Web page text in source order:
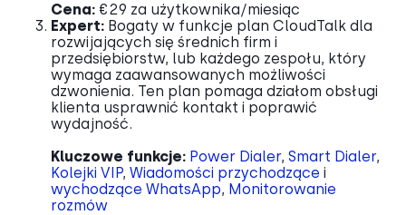
Cena: €29 za użytkownika/miesiąc
Expert: Bogaty w funkcje plan CloudTalk dla
rozwijających się średnich firm i
przedsiębiorstw, lub każdego zespołu, który
wymaga zaawansowanych możliwości
dzwonienia. Ten plan pomaga działom obsługi
klienta usprawnić kontakt i poprawić
wydajność.
Kluczowe funkcje: Power Dialer, Smart Dialer,
Kolejki VIP, Wiadomości przychodzące i
wychodzące WhatsApp, Monitorowanie
rozmów